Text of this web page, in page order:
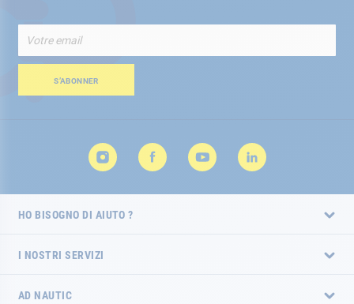
alla
nostra
Newsletter:S’ABONNER
HO BISOGNO DI AIUTO ?
I NOSTRI SERVIZI
AD NAUTIC